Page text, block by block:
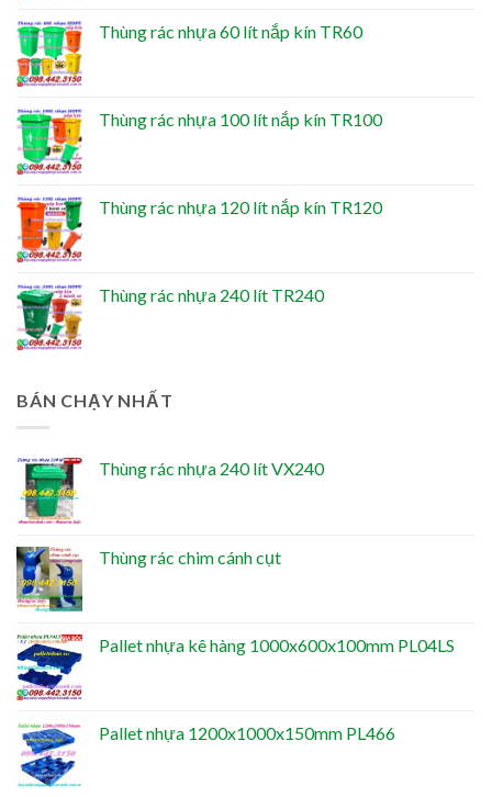
Thùng rác nhựa 60 lít nắp kín TR60
Thùng rác nhựa 100 lít nắp kín TR100
Thùng rác nhựa 120 lít nắp kín TR120
Thùng rác nhựa 240 lít TR240
BÁN CHẠY NHẤT
Thùng rác nhựa 240 lít VX240
Thùng rác chim cánh cụt
Pallet nhựa kê hàng 1000x600x100mm PL04LS
Pallet nhựa 1200x1000x150mm PL466